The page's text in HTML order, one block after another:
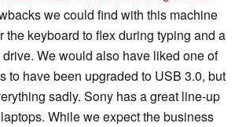
we could find with this machine
the keyboard to flex during typing and a
We would also have liked one of
to have been upgraded to USB 3.0, but
sadly. Sony has a great line-up
While we expect the business